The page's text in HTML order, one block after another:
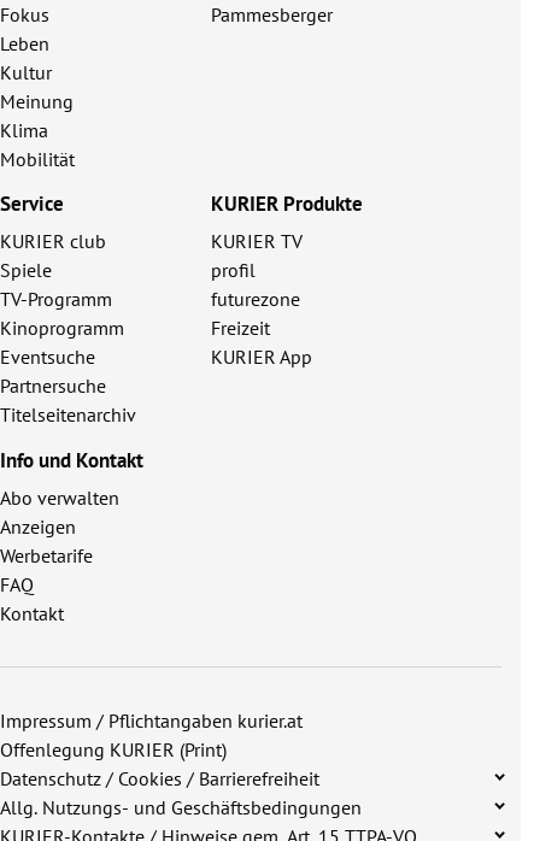
Fokus
Leben
Kultur
Meinung
Klima
Mobilität
Pammesberger
Service
KURIER club
Spiele
TV-Programm
Kinoprogramm
Eventsuche
Partnersuche
Titelseitenarchiv
KURIER Produkte
KURIER TV
profil
futurezone
Freizeit
KURIER App
Info und Kontakt
Abo verwalten
Anzeigen
Werbetarife
FAQ
Kontakt
Impressum / Pflichtangaben kurier.at
Offenlegung KURIER (Print)
Datenschutz / Cookies / Barrierefreiheit
Allg. Nutzungs- und Geschäftsbedingungen
KURIER-Kontakte / Hinweise gem. Art. 15 TTPA-VO